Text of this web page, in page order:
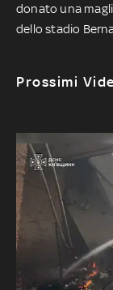
donato una
dello stadio
Prossimi